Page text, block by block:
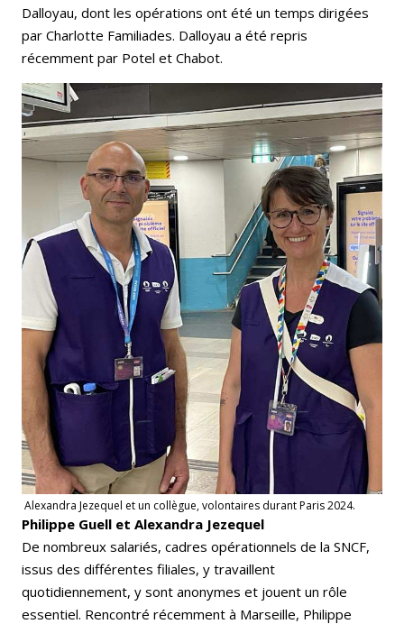
Dalloyau, dont les opérations ont été un temps dirigées
par Charlotte Familiades. Dalloyau a été repris
récemment par Potel et Chabot.
Alexandra Jezequel et un collègue, volontaires durant Paris 2024.
Philippe Guell et Alexandra Jezequel
De nombreux salariés, cadres opérationnels de la SNCF,
issus des différentes filiales, y travaillent
quotidiennement, y sont anonymes et jouent un rôle
essentiel. Rencontré récemment à Marseille, Philippe